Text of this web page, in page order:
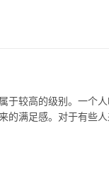
于较高的级别。一个
的满足感。对于有些